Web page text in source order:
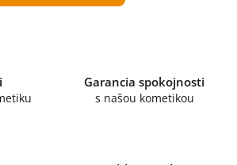
Garancia spokojnosti
s našou kometikou